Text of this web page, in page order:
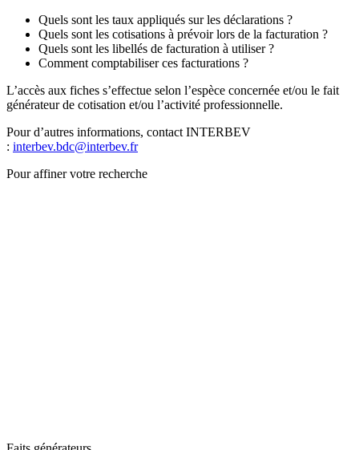
Quels sont les taux appliqués sur les déclarations ?
Quels sont les cotisations à prévoir lors de la facturation ?
Quels sont les libellés de facturation à utiliser ?
Comment comptabiliser ces facturations ?
L’accès aux fiches s’effectue selon l’espèce concernée et/ou le fait
générateur de cotisation et/ou l’activité professionnelle.
Pour d’autres informations, contact INTERBEV
: interbev.bdc@interbev.fr
Pour affiner votre recherche